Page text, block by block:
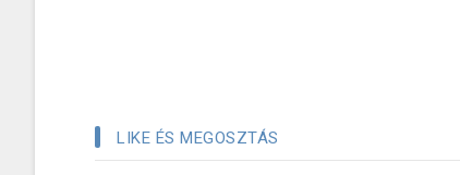
LIKE ÉS MEGOSZTÁS